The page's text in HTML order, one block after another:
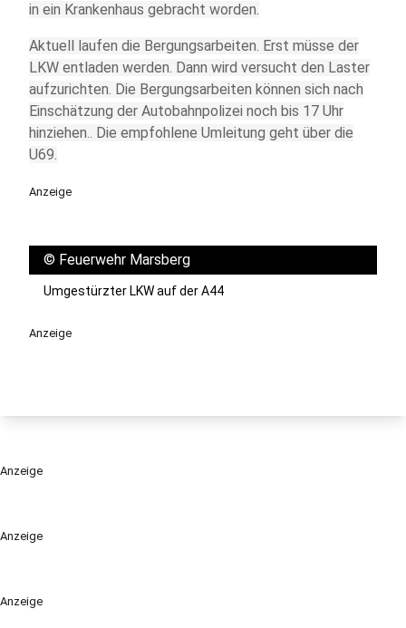
Anzeige
Anzeige
in ein Krankenhaus gebracht worden.
Aktuell laufen die Bergungsarbeiten. Erst müsse der
LKW entladen werden. Dann wird versucht den Laster
aufzurichten. Die Bergungsarbeiten können sich nach
Einschätzung der Autobahnpolizei noch bis 17 Uhr
hinziehen.. Die empfohlene Umleitung geht über die
U69.
Anzeige
© Feuerwehr Marsberg
Umgestürzter LKW auf der A44
Anzeige
Anzeige